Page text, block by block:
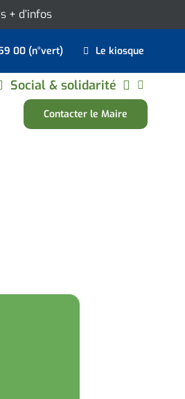
+ d’infos
00 (n°vert) Le kiosque
Social & solidarité
Contacter le Maire